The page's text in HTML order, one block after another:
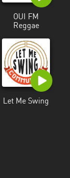
OUI FM
Reggae
Let Me Swing